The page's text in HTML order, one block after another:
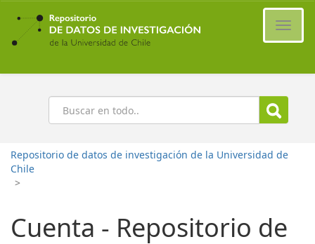
Ir
contenido
principal
Buscar
Repositorio de datos de investigación de la Universidad de
Chile
>
Cuenta - Repositorio de